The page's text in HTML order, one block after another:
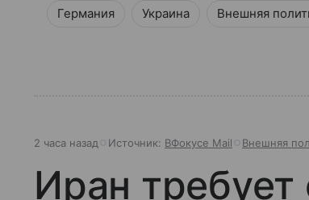
Германия Украина Внешняя
2 часа назад Источник: ВФокусе Mail Внешняя
Иран